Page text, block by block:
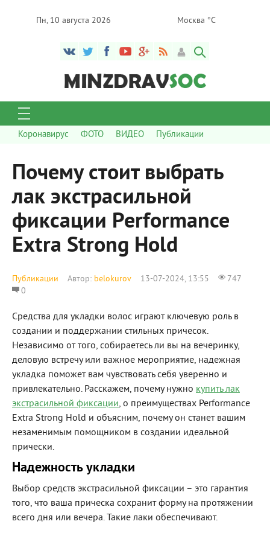
Пн, 10 августа 2026 Москва °C
Коронавирус ФОТО ВИДЕО Публикации
Почему стоит выбрать
лак экстрасильной
фиксации Performance
Extra Strong Hold
Публикации Автор: belokurov 13-07-2024, 13:55
747
0
Средства для укладки волос играют ключевую роль в
создании и поддержании стильных причесок.
Независимо от того, собираетесь ли вы на вечеринку,
деловую встречу или важное мероприятие, надежная
укладка поможет вам чувствовать себя уверенно и
привлекательно. Расскажем, почему нужно купить лак
экстрасильной фиксации, о преимуществах Performance
Extra Strong Hold и объясним, почему он станет вашим
незаменимым помощником в создании идеальной
прически.
Надежность укладки
Выбор средств экстрасильной фиксации – это гарантия
того, что ваша прическа сохранит форму на протяжении
всего дня или вечера. Такие лаки обеспечивают.